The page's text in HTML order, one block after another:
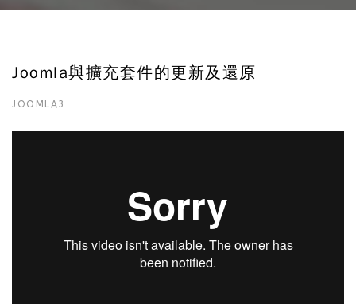
Joomla與擴充套件的更新及還原
JOOMLA3